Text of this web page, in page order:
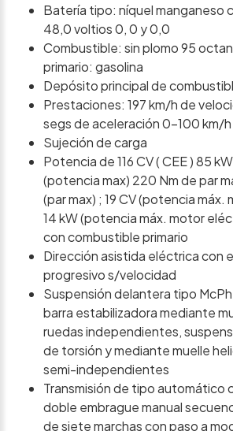
Batería tipo: níquel manganeso
48,0 voltios 0, 0 y 0,0
Combustible: sin plomo 95
primario: gasolina
Depósito principal de
Prestaciones: 197 km/h de
segs de aceleración 0-100 km/h
Sujeción de carga
Potencia de 116 CV ( CEE ) 85
(potencia max) 220 Nm de par
(par max) ; 19 CV (potencia
14 kW (potencia máx. motor
con combustible primario
Dirección asistida eléctrica con
progresivo s/velocidad
Suspensión delantera tipo
barra estabilizadora mediante
ruedas independientes,
de torsión y mediante muelle
semi-independientes
Transmisión de tipo automático
doble embrague manual
de siete marchas con paso a